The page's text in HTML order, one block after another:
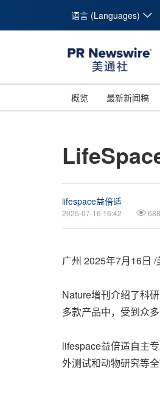
语言 (Languages)
概览 最新新闻稿
lifespace益倍适
2025-07-16 16:42
广州 2025年7月16日 /
Nature增刊介绍了科
多款产品中，受到众多
lifespace益倍适自主
外测试和动物研究等全